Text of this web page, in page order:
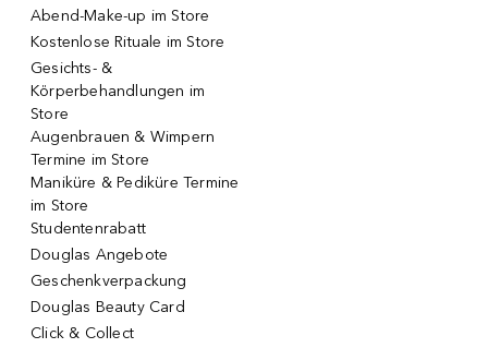
Abend-Make-up im Store
Kostenlose Rituale im Store
Gesichts- &
Körperbehandlungen im
Store
Augenbrauen & Wimpern
Termine im Store
Maniküre & Pediküre Termine
im Store
Studentenrabatt
Douglas Angebote
Geschenkverpackung
Douglas Beauty Card
Click & Collect